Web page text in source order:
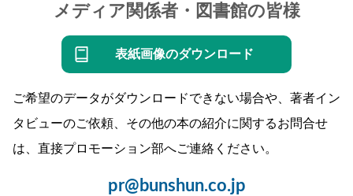
メディア関係者・図書館の皆様
表紙画像のダウンロード
ご希望のデータがダウンロードできない場合や、著者イン
タビューのご依頼、その他の本の紹介に関するお問合せ
は、直接プロモーション部へご連絡ください。
pr@bunshun.co.jp